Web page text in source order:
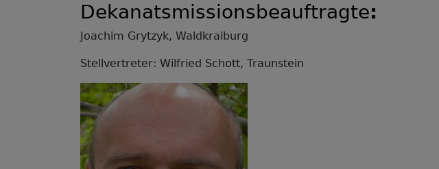
Dekanatsmissionsbeauftragte:
Joachim Grytzyk, Waldkraiburg
Stellvertreter: Wilfried Schott, Traunstein